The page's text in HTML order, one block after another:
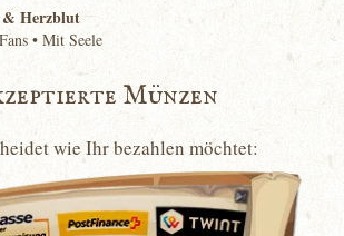
& Herzblut
• Mit Seele
Münzen
wie Ihr bezahlen möchtet: